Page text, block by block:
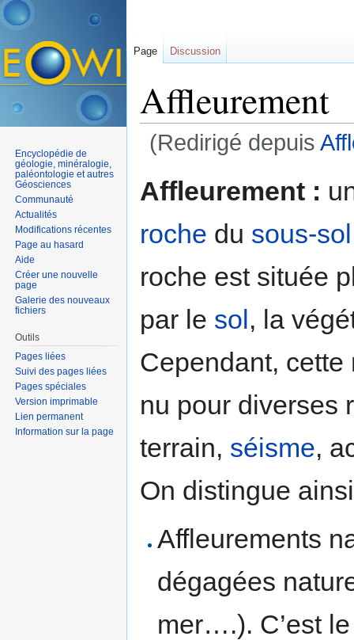
Affleurement
(Redirigé depuis
Affleurement :
roche du sous-sol
roche est située
par le sol, la
Cependant,
nu pour diverses
terrain, séisme,
On distingue
Affleurements
dégagées
mer….). C’est
Page Discussion
Encyclopédie de
géologie, minéralogie,
paléontologie et autres
Géosciences
Communauté
Actualités
Modifications récentes
Page au hasard
Aide
Créer une nouvelle
page
Galerie des nouveaux
fichiers
Outils
Pages liées
Suivi des pages liées
Pages spéciales
Version imprimable
Lien permanent
Information sur la page